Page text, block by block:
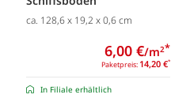
ca. 128,6 x 19,2 x 0,6 cm
Paketpreis: 14,20 €*
6,00 €/m2*
In Filiale erhältlich